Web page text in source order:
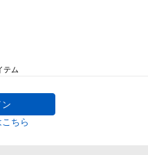
テム
ン
ちら